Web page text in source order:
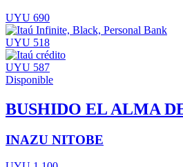
UYU 690
UYU 518
UYU 587
Disponible
BUSHIDO EL ALMA
INAZU NITOBE